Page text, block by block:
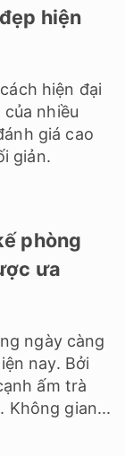
hiện
hiện đại
nhiều
giá cao
giản.
phòng
ưa
ngày càng
nay. Bởi
ấm trà
Không gian...